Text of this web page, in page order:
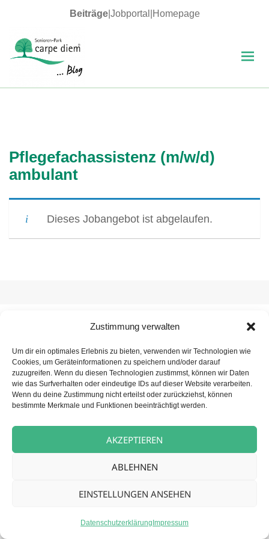
Zustimmung verwalten
Um dir ein optimales Erlebnis zu bieten, verwenden wir Technologien wie
Cookies, um Geräteinformationen zu speichern und/oder darauf
zuzugreifen. Wenn du diesen Technologien zustimmst, können wir Daten
wie das Surfverhalten oder eindeutige IDs auf dieser Website verarbeiten.
Wenn du deine Zustimmung nicht erteilst oder zurückziehst, können
bestimmte Merkmale und Funktionen beeinträchtigt werden.
AKZEPTIEREN
ABLEHNEN
EINSTELLUNGEN ANSEHEN
Datenschutzerklärung Impressum
Beiträge| Jobportal Homepage
Pflegefachassistenz (m/w/d)
ambulant
Dieses Jobangebot ist abgelaufen.
Beitragsnavigation
Nächster
Beitrag:
Betreuungskraft (m/w/d) für unsere
Tagespflege
Datenschutz Stolz präsentiert von WordPress